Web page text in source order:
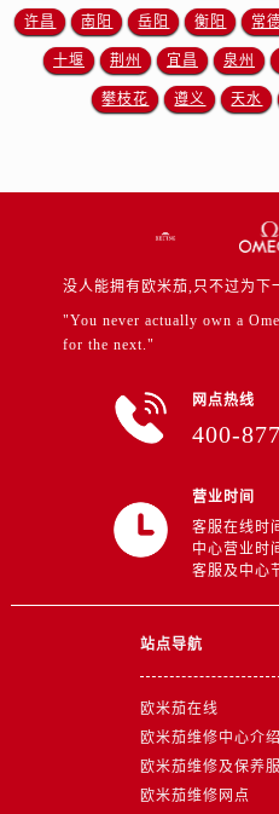
许昌 南阳 岳阳 衡阳 常
十堰 荆州 宜昌 泉州
攀枝花 遵义 天水
没人能拥有欧米茄,只不过为下
"You never actually own a
for the next."
网点热线
400-
营业时间
客服在线时
中心营业时
客服及中心
站点导航
欧米茄在线
欧米茄维修中心介绍
欧米茄维修及保养
欧米茄维修网点